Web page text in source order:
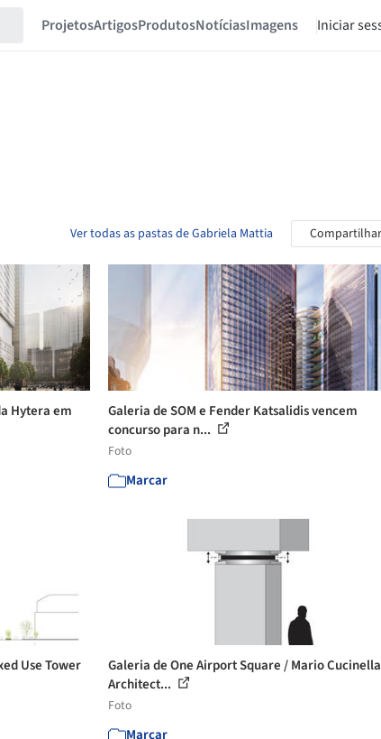
ProjetosArtigosProdutosNotíciasImagens Iniciar
Ver todas as pastas de Gabriela Mattia Compartilhar
Hytera em
Galeria de SOM e Fender Katsalidis vencem
concurso para n...
Foto
Marcar
Use Tower
Galeria de One Airport Square / Mario Cucinella
Architect...
Foto
Marcar